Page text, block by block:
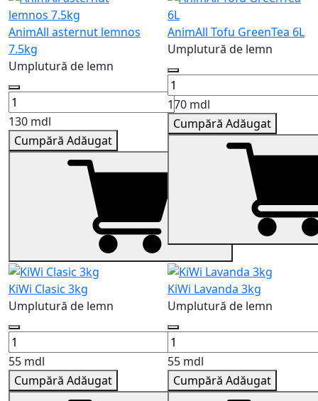
AnimAll asternut lemnos
7.5kg
Umplutură de lemn
130 mdl
Cumpără Adăugat
AnimAll Tofu GreenTea 6L
Umplutură de lemn
170 mdl
Cumpără Adăugat
KiWi Clasic 3kg
Umplutură de lemn
55 mdl
Cumpără Adăugat
KiWi Lavanda 3kg
Umplutură de lemn
55 mdl
Cumpără Adăugat